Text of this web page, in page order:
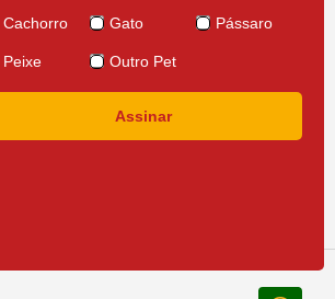
Cachorro
Gato Pássaro
Peixe Outro Pet